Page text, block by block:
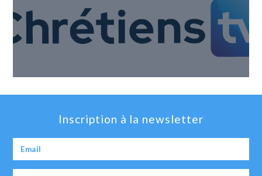
Inscription à la newsletter